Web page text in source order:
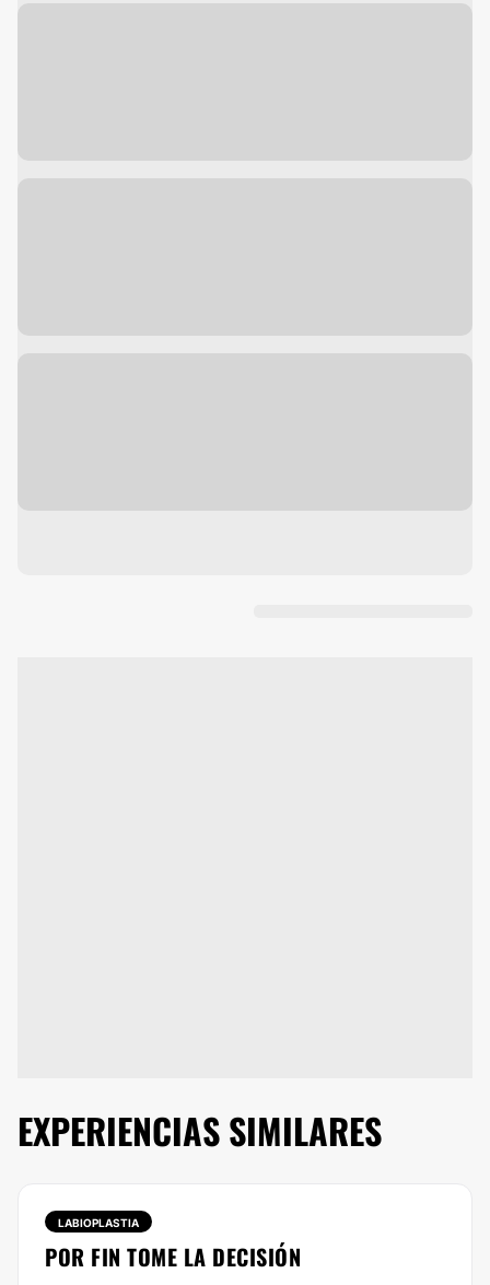
EXPERIENCIAS SIMILARES
LABIOPLASTIA
POR FIN TOME LA DECISIÓN